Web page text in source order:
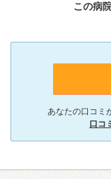
この病
あなたの口コミ
口コ